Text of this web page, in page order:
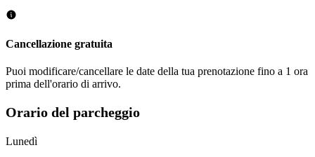
Cancellazione gratuita
Puoi modificare/cancellare le date della tua prenotazione fino a 1 ora
prima dell'orario di arrivo.
Orario del parcheggio
Lunedì